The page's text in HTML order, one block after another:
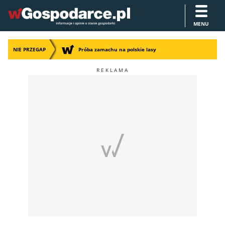
MENU
NIE PRZEGAP Próba zamachu na polskie lasy